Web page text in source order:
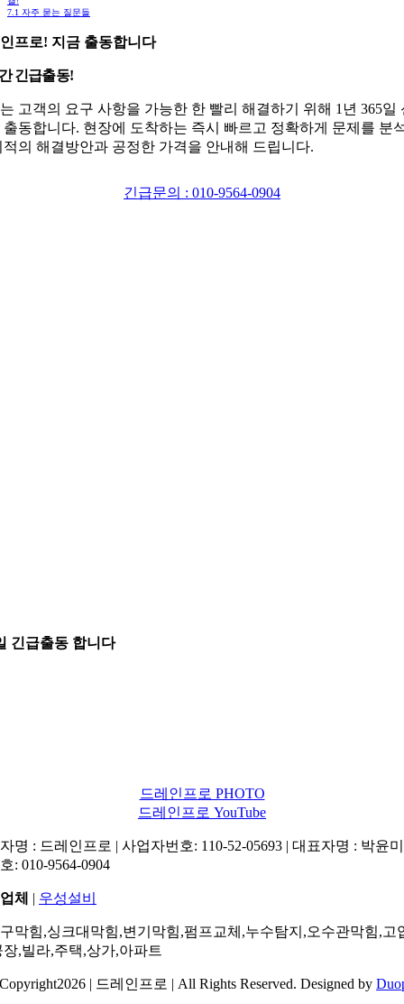
7.1 자주 묻는 질문들
프로! 지금 출동합니다
긴급출동!
고객의 요구 사항을 가능한 한 빨리 해결하기 위해 1년 365일
출동합니다. 현장에 도착하는 즉시 빠르고 정확하게 문제를 분
적의 해결방안과 공정한 가격을 안내해 드립니다.
긴급문의 : 010-9564-0904
긴급출동 합니다
드레인프로 PHOTO
드레인프로 YouTube
명 : 드레인프로 | 사업자번호: 110-52-05693 | 대표자명 : 박윤
: 010-9564-0904
체 | 우성설비
막힘,싱크대막힘,변기막힘,펌프교체,누수탐지,오수관막힘,고
장,빌라,주택,상가,아파트
| 드레인프로 | All Rights Reserved. Designed by